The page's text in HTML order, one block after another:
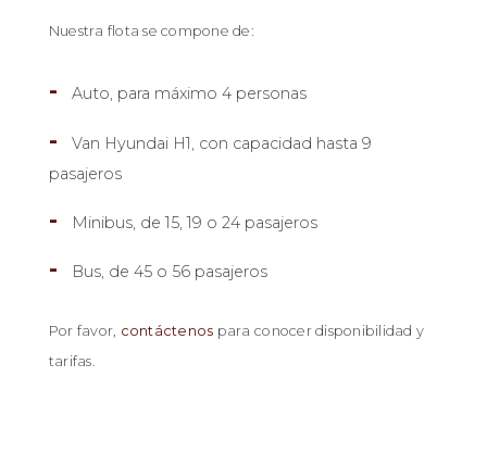
Nuestra flota se compone de:
Auto, para máximo 4 personas
Van Hyundai H1, con capacidad hasta 9
pasajeros
Minibus, de 15, 19 o 24 pasajeros
Bus, de 45 o 56 pasajeros
Por favor, contáctenos para conocer disponibilidad y
tarifas.